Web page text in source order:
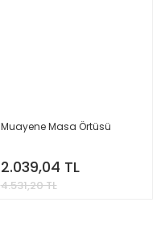
Muayene Masa Örtüsü
2.039,04 TL
4.531,20 TL